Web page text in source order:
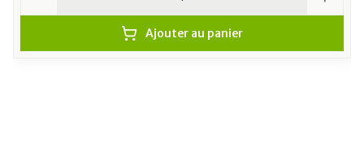
Ajouter au panier